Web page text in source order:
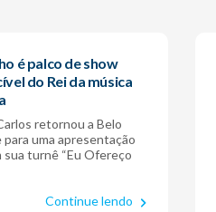
é palco de show
do Rei da música
retornou a Belo
uma apresentação
sua turnê “Eu Ofereço
Continue lendo